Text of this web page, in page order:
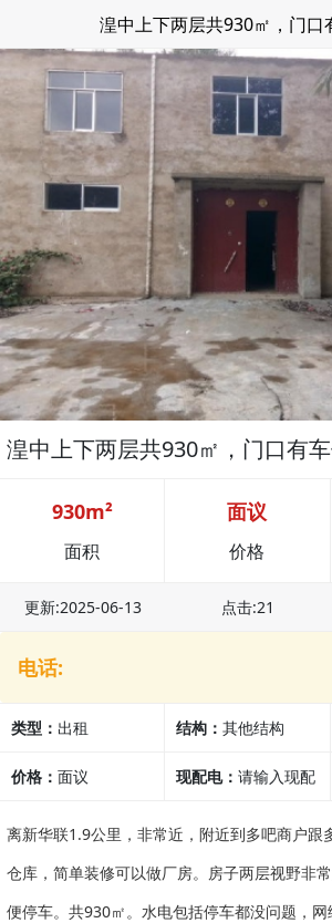
湟中上下两层共930㎡，门口
湟中上下两层共930㎡，门口有车
930m²
面积
面议
价格
更新:2025-06-13 点击:21
电话:
类型： 出租 结构：其他结构
价格： 面议 现配电：请输入现配
电
离新华联1.9公里，非常近，附近到多吧商户跟
仓库，简单装修可以做厂房。房子两层视野非
便停车。共930㎡。水电包括停车都没问题，网